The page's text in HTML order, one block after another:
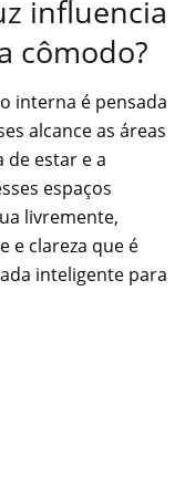
influencia
cômodo?
interna é pensada
alcance as áreas
de estar e a
espaços
livremente,
e clareza que é
inteligente para